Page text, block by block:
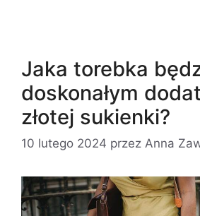
Jaka torebka
doskonałym
złotej sukienki?
10 lutego 2024 przez Anna